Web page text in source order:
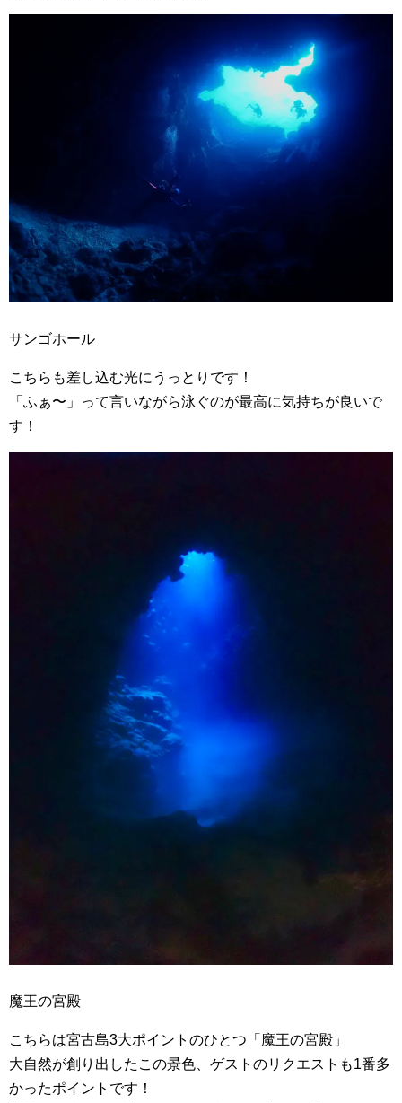
サンゴホール
こちらも差し込む光にうっとりです！
「ふぁ〜」って言いながら泳ぐのが最高に気持ちが良いで
す！
魔王の宮殿
こちらは宮古島3大ポイントのひとつ「魔王の宮殿」
大自然が創り出したこの景色、ゲストのリクエストも1番多
かったポイントです！